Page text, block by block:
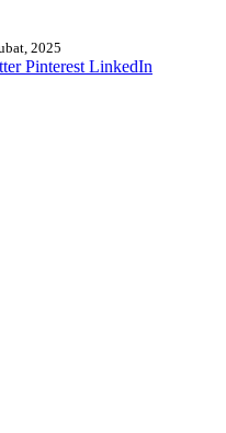
2025
Pinterest LinkedIn